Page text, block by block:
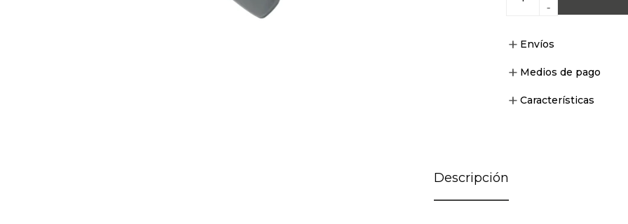
-
Envíos
Medios de pago
Características
Descripción